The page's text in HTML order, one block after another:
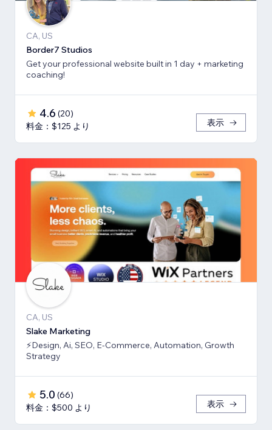
CA, US
Border7 Studios
Get your professional website built in 1 day + marketing
coaching!
4.6 (20)
料金：$125 より
表示
CA, US
Slake Marketing
⚡Design, Ai, SEO, E-Commerce, Automation, Growth
Strategy
5.0 (66)
料金：$500 より
表示